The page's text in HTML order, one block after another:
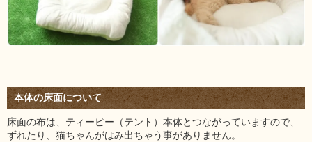
本体の床面について
床面の布は、ティーピー（テント）本体とつながっていますので、
ずれたり、猫ちゃんがはみ出ちゃう事がありません。